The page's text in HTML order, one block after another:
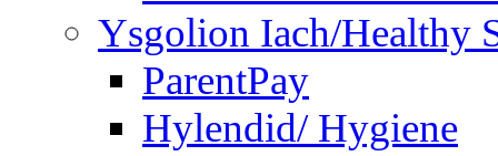
Ysgolion Iach/Healthy
ParentPay
Hylendid/ Hygiene